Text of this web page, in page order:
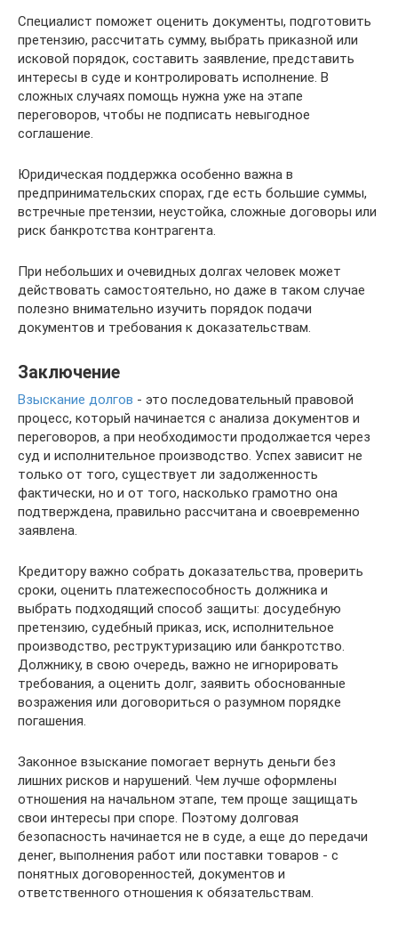
Специалист поможет оценить документы, подготовить
претензию, рассчитать сумму, выбрать приказной или
исковой порядок, составить заявление, представить
интересы в суде и контролировать исполнение. В
сложных случаях помощь нужна уже на этапе
переговоров, чтобы не подписать невыгодное
соглашение.
Юридическая поддержка особенно важна в
предпринимательских спорах, где есть большие суммы,
встречные претензии, неустойка, сложные договоры или
риск банкротства контрагента.
При небольших и очевидных долгах человек может
действовать самостоятельно, но даже в таком случае
полезно внимательно изучить порядок подачи
документов и требования к доказательствам.
Заключение
Взыскание долгов - это последовательный правовой
процесс, который начинается с анализа документов и
переговоров, а при необходимости продолжается через
суд и исполнительное производство. Успех зависит не
только от того, существует ли задолженность
фактически, но и от того, насколько грамотно она
подтверждена, правильно рассчитана и своевременно
заявлена.
Кредитору важно собрать доказательства, проверить
сроки, оценить платежеспособность должника и
выбрать подходящий способ защиты: досудебную
претензию, судебный приказ, иск, исполнительное
производство, реструктуризацию или банкротство.
Должнику, в свою очередь, важно не игнорировать
требования, а оценить долг, заявить обоснованные
возражения или договориться о разумном порядке
погашения.
Законное взыскание помогает вернуть деньги без
лишних рисков и нарушений. Чем лучше оформлены
отношения на начальном этапе, тем проще защищать
свои интересы при споре. Поэтому долговая
безопасность начинается не в суде, а еще до передачи
денег, выполнения работ или поставки товаров - с
понятных договоренностей, документов и
ответственного отношения к обязательствам.